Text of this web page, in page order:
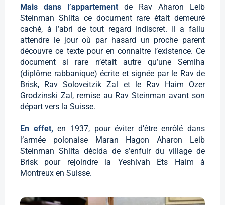
Mais dans l’appartement de Rav Aharon Leib
Steinman Shlita ce document rare était demeuré
caché, à l’abri de tout regard indiscret. Il a fallu
attendre le jour où par hasard un proche parent
découvre ce texte pour en connaitre l’existence. Ce
document si rare n’était autre qu’une Semiha
(diplôme rabbanique) écrite et signée par le Rav de
Brisk, Rav Soloveitzik Zal et le Rav Haim Ozer
Grodzinski Zal, remise au Rav Steinman avant son
départ vers la Suisse.
En effet,en 1937, pour éviter d’être enrôlé dans
l’armée polonaise Maran Hagon Aharon Leib
Steinman Shlita décida de s’enfuir du village de
Brisk pour rejoindre la Yeshivah Ets Haim à
Montreux en Suisse.